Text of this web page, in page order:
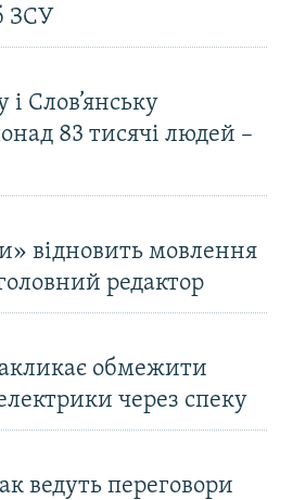
ЗСУ
Слов’янську
83 тисячі людей –
відновить мовлення
редактор
обмежити
через спеку
ведуть переговори